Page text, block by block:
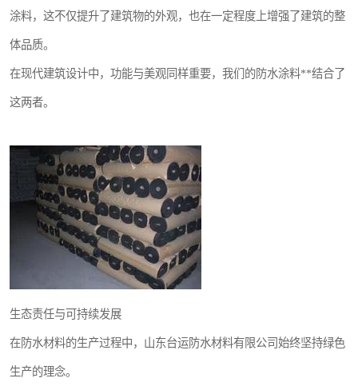
涂料，这不仅提升了建筑物的外观，也在一定程度上增强了建筑的整
体品质。
在现代建筑设计中，功能与美观同样重要，我们的防水涂料**结合了
这两者。
生态责任与可持续发展
在防水材料的生产过程中，山东台运防水材料有限公司始终坚持绿色
生产的理念。